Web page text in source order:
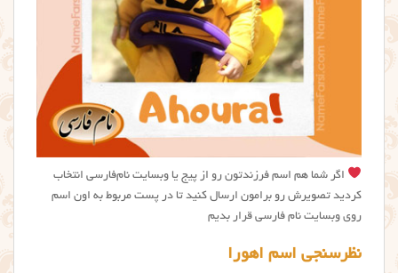
اگر شما هم اسم فرزندتون رو از پیج یا وبسایت نام‌فارسی انتخاب
کردید تصویرش رو برامون ارسال کنید تا در پست مربوط به اون اسم
روی وبسایت نام فارسی قرار بدیم
نظرسنجی اسم اهورا